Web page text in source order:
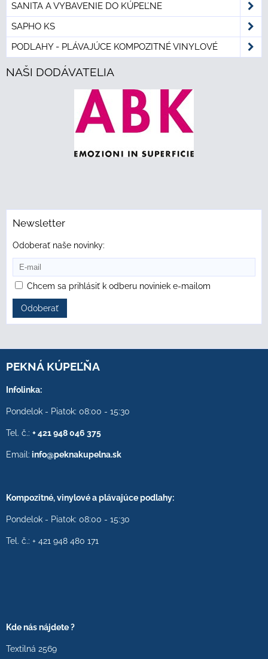
SANITA A VYBAVENIE DO KÚPEĽNE
SAPHO KS
PODLAHY - PLÁVAJÚCE KOMPOZITNÉ VINYLOVÉ
NAŠI DODÁVATELIA
Newsletter
Odoberať naše novinky:
Chcem sa prihlásiť k odberu noviniek e-mailom
Odoberať
PEKNÁ KÚPEĽŇA
Infolinka:
Pondelok - Piatok: 08:00 - 15:30
Tel. č.: + 421 948 046 375
Email: info@peknakupelna.sk
Kompozitné, vinylové a plávajúce podlahy:
Pondelok - Piatok: 08:00 - 15:30
Tel. č.: + 421 948 480 171
Kde nás nájdete ?
Textilná 2569